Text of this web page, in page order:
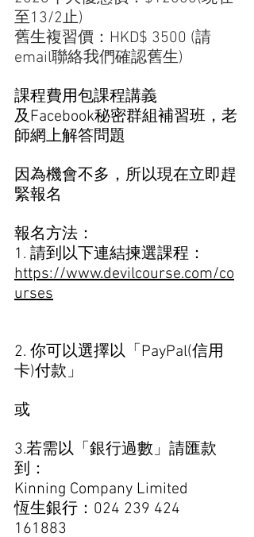
至13/2止)
舊生複習價：HKD$ 3500 (請
email聯絡我們確認舊生)
課程費用包課程講義
及Facebook秘密群組補習班，老
師網上解答問題
因為機會不多，所以現在立即趕
緊報名
報名方法：
1. 請到以下連結揀選課程：
https://www.devilcourse.com/co
urses
2. 你可以選擇以「PayPal(信用
卡)付款」
或
3.若需以「銀行過數」請匯款
到：
Kinning Company Limited
恆生銀行：024 239 424
161883